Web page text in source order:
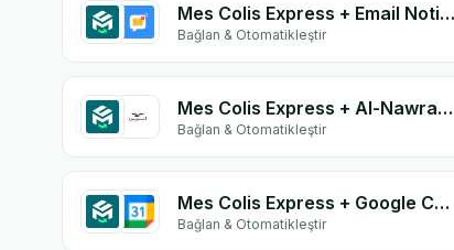
Mes Colis Express + Email Notifications by eGrow
Bağlan & Otomatikleştir
Mes Colis Express + Al-Nawras (Nawris)
Bağlan & Otomatikleştir
Mes Colis Express + Google Calendar
Bağlan & Otomatikleştir